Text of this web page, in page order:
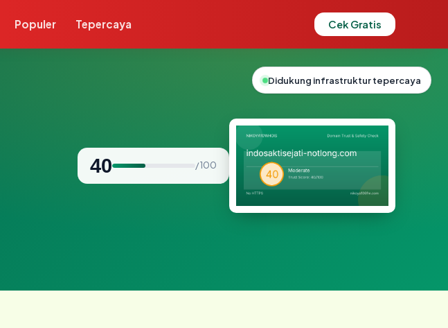
Populer Tepercaya Cek Gratis
40 / 100
Didukung infrastruktur tepercaya